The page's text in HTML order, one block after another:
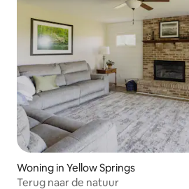
Woning in Yellow Springs
Terug naar de natuur